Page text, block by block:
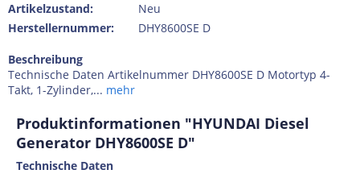
Artikelzustand:
Neu
Herstellernummer:
DHY8600SE D
Beschreibung
Technische Daten Artikelnummer DHY8600SE D Motortyp 4-
Takt, 1-Zylinder,... mehr
Produktinformationen "HYUNDAI Diesel
Generator DHY8600SE D"
Technische Daten